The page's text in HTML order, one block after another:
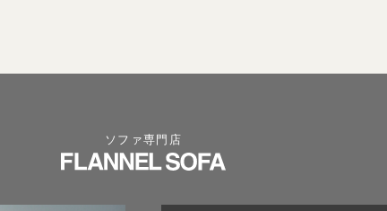
ソファ専門店